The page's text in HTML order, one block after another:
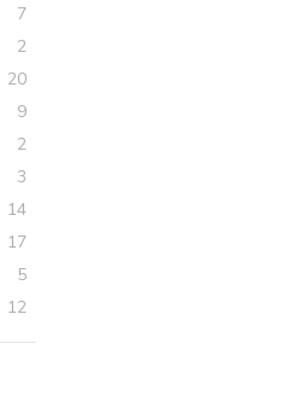
7toodet
2toodet
20toodet
9toodet
2toodet
3
14toodet
17toodet
5toodet
12toodet